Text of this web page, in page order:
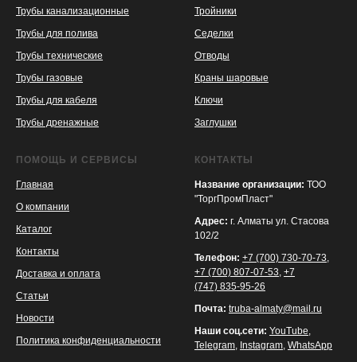
KASPI
SATU
WILDBERRIES
Трубы канализационные
Трубы для полива
Трубы технические
Трубы газовые
Трубы для кабеля
Трубы дренажные
Тройники
Седелки
Отводы
Краны шаровые
Ключи
Заглушки
ПОМОЩЬ И СЕРВИСЫ
Главная
О компании
Каталог
Контакты
Доставка и оплата
Статьи
Новости
Политика конфиденциальности
КОНТАКТЫ
Название организации: ТОО
"ТоргПромПласт"
Адрес: г. Алматы ул. Стасова
102/2
Телефон: +7 (700) 730-70-73,
+7 (700) 807-07-53, +7
(747) 835-95-26
Почта: truba-almaty@mail.ru
Наши соц.сети: YouTube,
Telegram, Instagram, WhatsApp